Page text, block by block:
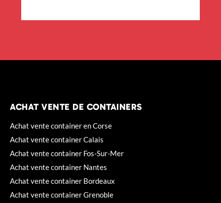
ACHAT VENTE DE CONTAINERS
Achat vente container en Corse
Achat vente container Calais
Achat vente container Fos-Sur-Mer
Achat vente container Nantes
Achat vente container Bordeaux
Achat vente container Grenoble